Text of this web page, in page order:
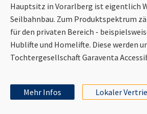
Hauptsitz in Vorarlberg ist eigentlich
Seilbahnbau. Zum Produktspektrum
für den privaten Bereich -
Hublifte und Homelifte. Diese werden
Tochtergesellschaft Garaventa
Mehr Infos Lokaler